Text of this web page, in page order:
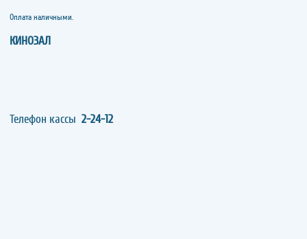
​​​​​​​Оплата наличными.
КИНОЗАЛ
Телефон кассы 2-24-12